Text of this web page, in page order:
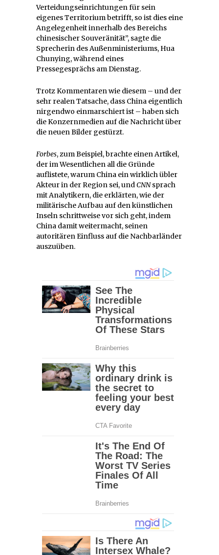
Verteidungseinrichtungen für sein
eigenes Territorium betrifft, so ist dies eine
Angelegenheit innerhalb des Bereichs
chinesischer Souveränität”, sagte die
Sprecherin des Außenministeriums, Hua
Chunying, während eines
Pressegesprächs am Dienstag.
Trotz Kommentaren wie diesem – und der
sehr realen Tatsache, dass China eigentlich
nirgendwo einmarschiert ist – haben sich
die Konzernmedien auf die Nachricht über
die neuen Bilder gestürzt.
Forbes, zum Beispiel, brachte einen Artikel,
der im Wesentlichen all die Gründe
auflistete, warum China ein wirklich übler
Akteur in der Region sei, undCNNsprach
mit Analytikern, die erklärten, wie der
militärische Aufbau auf den künstlichen
Inseln schrittweise vor sich geht, indem
China damit weitermacht, seinen
autoritären Einfluss auf die Nachbarländer
auszuüben.